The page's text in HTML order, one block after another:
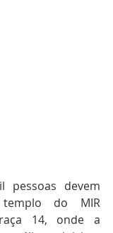
pessoas devem
do MIR
14, onde a